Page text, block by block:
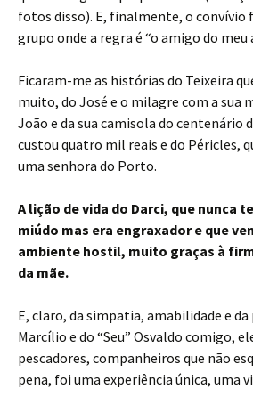
fotos disso). E, finalmente, o convívio
grupo onde a regra é “o amigo do meu
Ficaram-me as histórias do Teixeira
muito, do José e o milagre com a sua
João e da sua camisola do centenário
custou quatro mil reais e do Péricles,
uma senhora do Porto.
A lição de vida do Darci, que nunca
miúdo mas era engraxador e que
ambiente hostil, muito graças à
da mãe.
E, claro, da simpatia, amabilidade e da
Marcílio e do “Seu” Osvaldo comigo,
pescadores, companheiros que não
pena, foi uma experiência única, uma